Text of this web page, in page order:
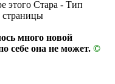
этого Стара - Тип
страницы
много новой
себе она не может. ©